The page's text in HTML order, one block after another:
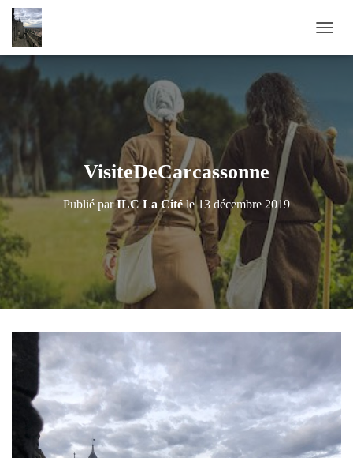
É
R
L
A
O
N
VisiteDeCarcassonne
Publié parILC La Citéle13 décembre 2019